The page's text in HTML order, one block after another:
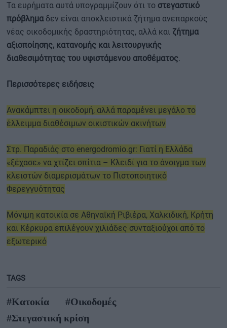
Τα ευρήματα αυτά υπογραμμίζουν ότι το στεγαστικό
πρόβλημαδεν είναι αποκλειστικά ζήτημα ανεπαρκούς
νέας οικοδομικής δραστηριότητας, αλλά και ζήτημα
αξιοποίησης, κατανομής και λειτουργικής
διαθεσιμότητας του υφιστάμενου αποθέματος.
Περισσότερες ειδήσεις
Ανακάμπτει η οικοδομή, αλλά παραμένει μεγάλο το
έλλειμμα διαθέσιμων οικιστικών ακινήτων
Στρ. Παραδιάς στο energodromio.gr: Γιατί η Ελλάδα
«ξέχασε» να χτίζει σπίτια – Κλειδί για το άνοιγμα των
κλειστών διαμερισμάτων το Πιστοποιητικό
Φερεγγυότητας
Μόνιμη κατοικία σε Αθηναϊκή Ριβιέρα, Χαλκιδική, Κρήτη
και Κέρκυρα επιλέγουν χιλιάδες συνταξιούχοι από το
εξωτερικό
TAGS
#Κατοκία
#Οικοδομές
#Στεγαστική κρίση